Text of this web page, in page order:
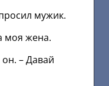
мужик.
моя жена.
– Давай